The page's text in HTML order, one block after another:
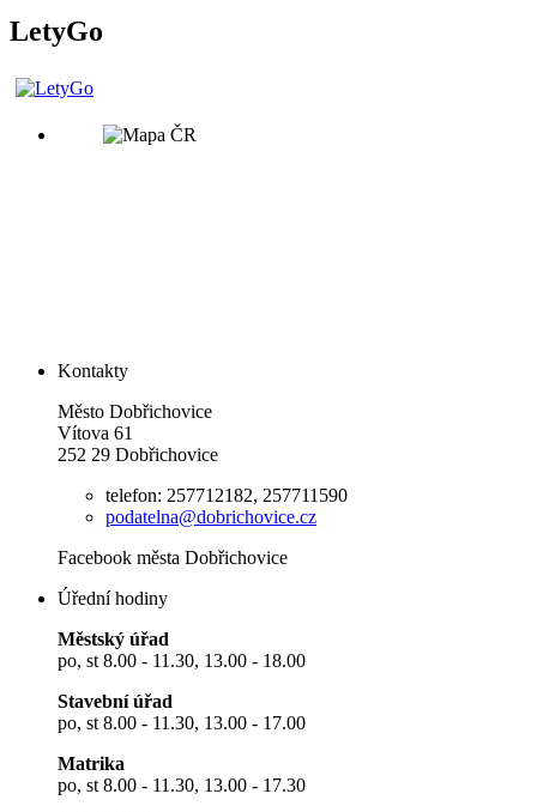
LetyGo
Kontakty
Město Dobřichovice
Vítova 61
252 29 Dobřichovice
telefon: 257712182, 257711590
podatelna@dobrichovice.cz
Facebook města Dobřichovice
Úřední hodiny
Městský úřad
po, st 8.00 - 11.30, 13.00 - 18.00
Stavební úřad
po, st 8.00 - 11.30, 13.00 - 17.00
Matrika
po, st 8.00 - 11.30, 13.00 - 17.30